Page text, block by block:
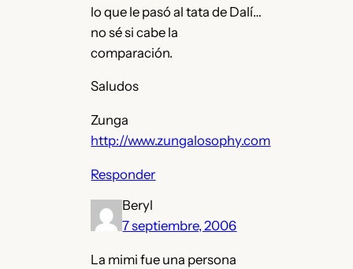
lo que le pasó al tata de Dalí…
no sé si cabe la
comparación.
Saludos
Zunga
http://www.zungalosophy.com
Responder
Beryl
7 septiembre, 2006
La mimi fue una persona